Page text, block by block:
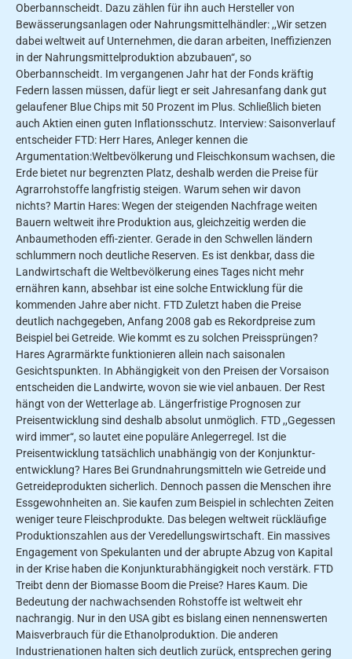
Oberbannscheidt. Dazu zählen für ihn auch Hersteller von
Bewässerungsanlagen oder Nahrungsmittelhändler: ,,Wir setzen
dabei weltweit auf Unternehmen, die daran arbeiten, Ineffizienzen
in der Nahrungsmittelproduktion abzubauen“, so
Oberbannscheidt. Im vergangenen Jahr hat der Fonds kräftig
Federn lassen müssen, dafür liegt er seit Jahresanfang dank gut
gelaufener Blue Chips mit 50 Prozent im Plus. Schließlich bieten
auch Aktien einen guten Inflationsschutz. Interview: Saisonverlauf
entscheider FTD: Herr Hares, Anleger kennen die
Argumentation:Weltbevölkerung und Fleischkonsum wachsen, die
Erde bietet nur begrenzten Platz, deshalb werden die Preise für
Agrarrohstoffe langfristig steigen. Warum sehen wir davon
nichts? Martin Hares: Wegen der steigenden Nachfrage weiten
Bauern weltweit ihre Produktion aus, gleichzeitig werden die
Anbaumethoden effi-zienter. Gerade in den Schwellen­ ländern
schlummern noch deutli­che Reserven. Es ist denkbar, dass die
Landwirtschaft die Weltbevöl­kerung eines Tages nicht mehr
ernähren kann, absehbar ist eine solche Entwicklung für die
kommenden Jahre aber nicht. FTD Zuletzt haben die Preise
deutlich nachgegeben, Anfang 2008 gab es Rekordpreise zum
Beispiel bei Getreide. Wie kommt es zu solchen Preissprüngen?
Hares Agrarmärkte funktionieren allein nach saisonalen
Gesichtspunkten. In Abhängigkeit von den Preisen der Vorsaison
entscheiden die Landwirte, wovon sie wie viel anbauen. Der Rest
hängt von der Wetterlage ab. Längerfristige Prognosen zur
Preisentwicklung sind deshalb absolut unmöglich. FTD ,,Gegessen
wird immer“, so lautet eine populäre Anlegerregel. Ist die
Preisentwicklung tatsächlich unabhängig von der Konjunktur-
entwicklung? Hares Bei Grundnahrungsmitteln wie Getreide und
Getreideprodukten sicherlich. Dennoch passen die Menschen ihre
Essgewohnheiten an. Sie kaufen zum Beispiel in schlechten Zeiten
weniger teure Fleischprodukte. Das belegen weltweit rückläufige
Produktionszahlen aus der Veredellungswirtschaft. Ein massives
Engagement von Spekulanten und der abrupte Abzug von Kapital
in der Krise haben die Konjunkturabhängigkeit noch verstärk. FTD
Treibt denn der Biomasse Boom die Preise? Hares Kaum. Die
Bedeutung der nachwachsenden Rohstoffe ist weltweit ehr
nachrangig. Nur in den USA gibt es bislang einen nennenswerten
Maisverbrauch für die Ethanolproduktion. Die anderen
Industrienationen halten sich deutlich zurück, entsprechen gering